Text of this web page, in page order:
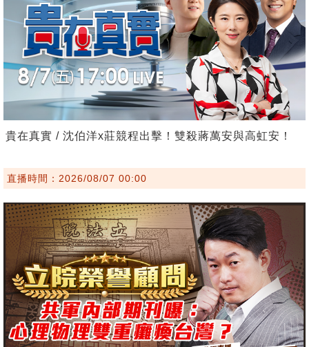
貴在真實 / 沈伯洋x莊競程出擊！雙殺蔣萬安與高虹安！
直播時間：2026/08/07 00:00